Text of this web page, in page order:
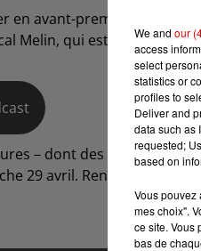
en avant-première dans
Melin, qui est aussi
– dont des 2 CV, des
29 avril. Rendez-vous de
We and our
access
select
statistics or
profiles to
Deliver and
data such as
requested;
based on
Vous pouvez
mes choix".
ce site. Vous
bas de